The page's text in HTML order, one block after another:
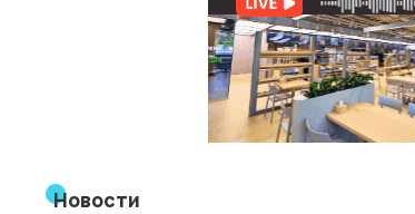
Новости